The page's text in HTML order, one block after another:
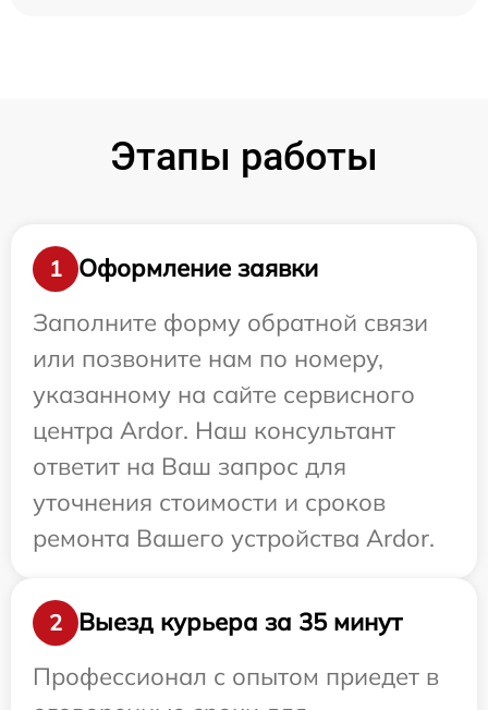
Этапы работы
1
Оформление заявки
Заполните форму обратной связи
или позвоните нам по номеру,
указанному на сайте сервисного
центра Ardor. Наш консультант
ответит на Ваш запрос для
уточнения стоимости и сроков
ремонта Вашего устройства Ardor.
2
Выезд курьера за 35 минут
Профессионал с опытом приедет в